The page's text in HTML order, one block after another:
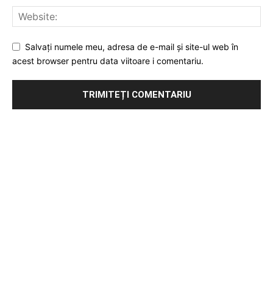
Salvați numele meu, adresa de e-mail și site-ul web în
acest browser pentru data viitoare i comentariu.